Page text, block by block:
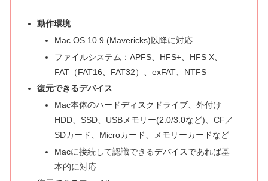
動作環境
Mac OS 10.9 (Mavericks)以降に対応
ファイルシステム：APFS、HFS+、HFS X、
FAT（FAT16、FAT32）、exFAT、NTFS
復元できるデバイス
Mac本体のハードディスクドライブ、外付け
HDD、SSD、USBメモリー(2.0/3.0など)、CF／
SDカード、Microカード、メモリーカードなど
Macに接続して認識できるデバイスであれば基
本的に対応